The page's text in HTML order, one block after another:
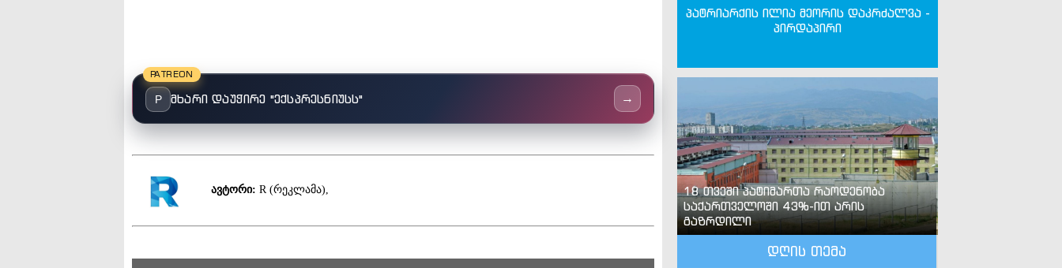
PATREON
P მხარი დაუჭირე "ექსპრესნიუსს" →
ავტორი: R (რეკლამა),
პატრიარქის ილია მეორის დაკრძალვა -
პირდაპირი
18 თვეში პატიმართა რაოდენობა
საქართველოში 43%-ით არის
გაზრდილი
დღის თემა